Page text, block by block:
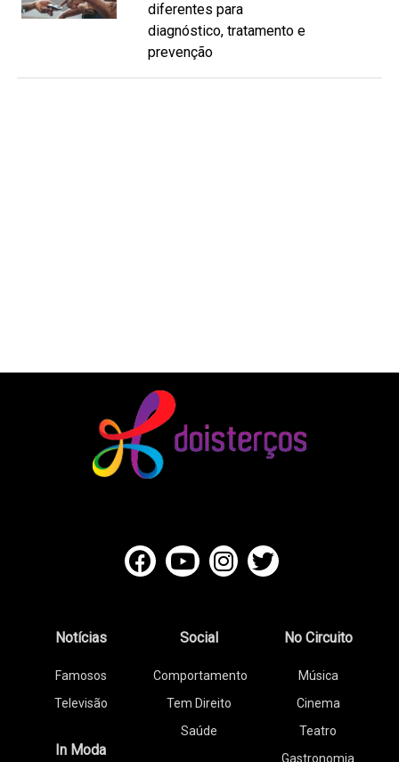
diferentes para
diagnóstico, tratamento e
prevenção
Notícias
Famosos
Televisão
In Moda
Social
Comportamento
Tem Direito
Saúde
No Circuito
Música
Cinema
Teatro
Gastronomia